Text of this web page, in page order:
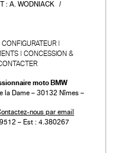
: A. WODNIACK
CONFIGURATEUR
CONCESSION &
moto BMW
la Dame – 30132 Nîmes –
nous par email
– Est : 4.380267